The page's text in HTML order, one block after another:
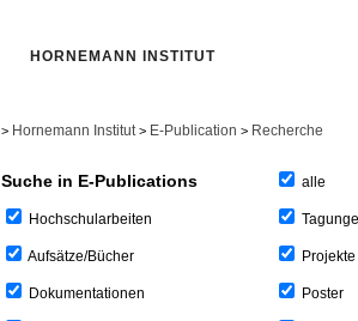
HORNEMANN INSTITUT
> Hornemann Institut > E-Publication > Recherche
Suche in E-Publications
Hochschularbeiten
Aufsätze/Bücher
Dokumentationen
alle
Projekte
Poster